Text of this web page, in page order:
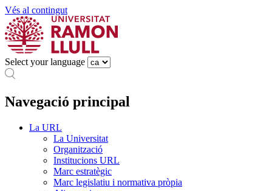
Vés al contingut
Select your language
Navegació principal
La URL
La Universitat
Organització
Institucions URL
Marc estratègic
Marc legislatiu i normativa pròpia